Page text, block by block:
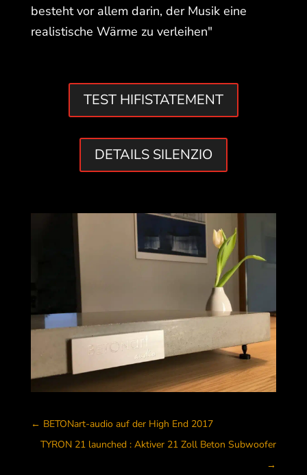
besteht vor allem darin, der Musik eine
realistische Wärme zu verleihen"
TEST HIFISTATEMENT
DETAILS SILENZIO
← BETONart-audio auf der High End 2017
TYRON 21 launched : Aktiver 21 Zoll Beton Subwoofer
→